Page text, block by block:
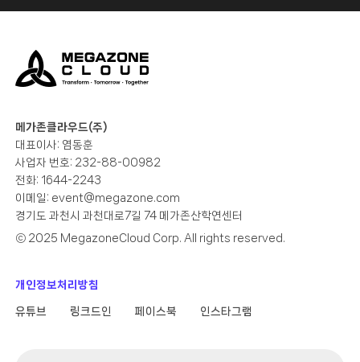
메가존클라우드(주)
대표이사: 염동훈
사업자 번호: 232-88-00982
전화: 1644-2243
이메일: event@megazone.com
경기도 과천시 과천대로7길 74 메가존산학연센터
ⓒ 2025 MegazoneCloud Corp. All rights reserved.
개인정보처리방침
유튜브 링크드인 페이스북 인스타그램